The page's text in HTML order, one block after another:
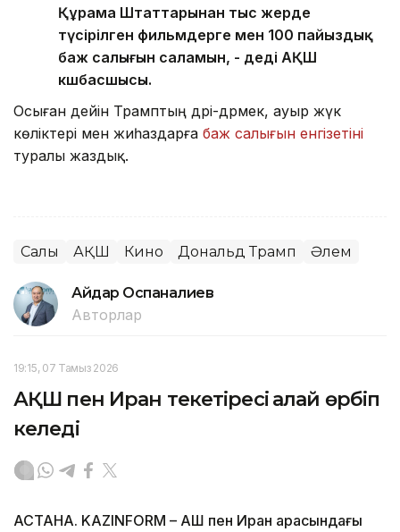
Құрама Штаттарынан тыс жерде
түсірілген фильмдерге мен 100 пайыздық
баж салығын саламын, - деді АҚШ
көшбасшысы.
Осыған дейін Трамптың дәрі-дәрмек, ауыр жүк
көліктері мен жиһаздарға баж салығын енгізетіні
туралы жаздық.
Салық АҚШ Кино Дональд Трамп Әлем
Айдар Оспаналиев
Авторлар
19:15, 07 Тамыз 2026
АҚШ пен Иран текетіресі қалай өрбіп
келеді
АСТАНА. KAZINFORM – АҚШ пен Иран арасындағы